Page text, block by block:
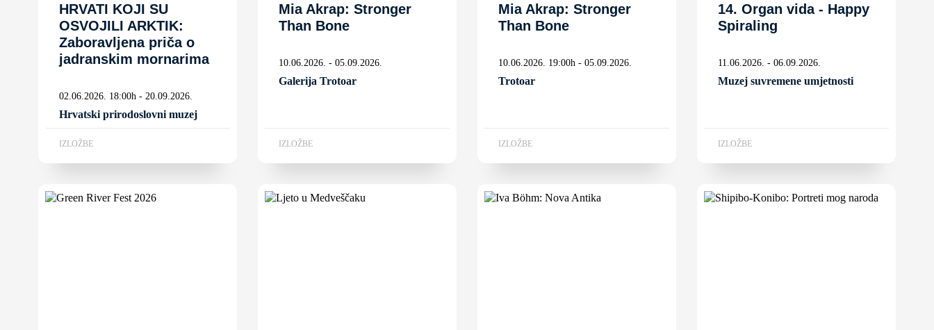
HRVATI KOJI SU
OSVOJILI ARKTIK:
Zaboravljena priča o
jadranskim mornarima
02.06.2026. 18:00h - 20.09.2026.
Hrvatski prirodoslovni muzej
IZLOŽBE
Mia Akrap: Stronger
Than Bone
10.06.2026. - 05.09.2026.
Galerija Trotoar
IZLOŽBE
Mia Akrap: Stronger
Than Bone
10.06.2026. 19:00h - 05.09.2026.
Trotoar
IZLOŽBE
14. Organ vida - Happy
Spiraling
11.06.2026. - 06.09.2026.
Muzej suvremene umjetnosti
IZLOŽBE